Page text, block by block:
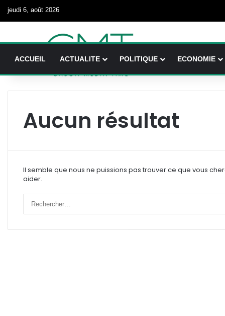
jeudi 6, août 2026
ACCUEIL ACTUALITE POLITIQUE ECONOMIE
Aucun résultat
Il semble que nous ne puissions pas trouver ce que vous
aider.